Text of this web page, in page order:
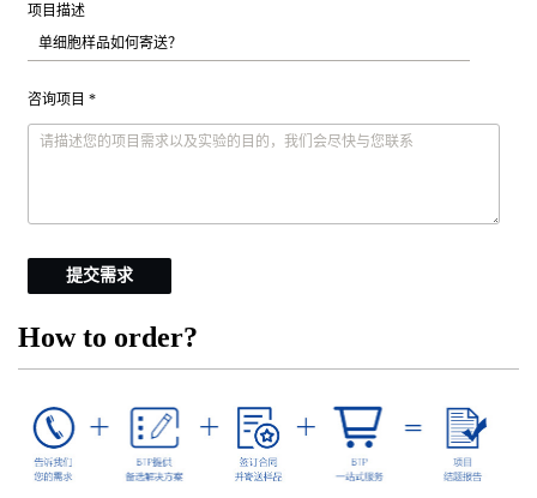
项目描述
咨询项目 *
提交需求
How to order?